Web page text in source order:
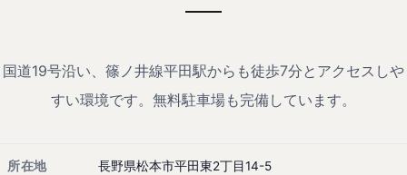
国道19号沿い、篠ノ井線平田駅からも徒歩7分とアクセスしや
すい環境です。無料駐車場も完備しています。
所在地 長野県松本市平田東2丁目14-5